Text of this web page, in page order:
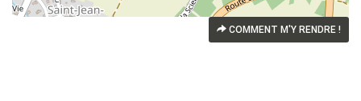
COMMENT M'Y RENDRE !